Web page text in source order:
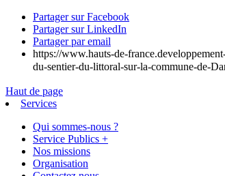
Partager sur Facebook
Partager sur LinkedIn
Partager par email
https://www.hauts-de-
du-sentier-du-littoral-sur-la-commune-de-
Haut de page
Services
Qui sommes-nous ?
Service Publics +
Nos missions
Organisation